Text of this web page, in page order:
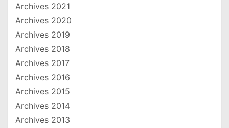
Archives 2021
Archives 2020
Archives 2019
Archives 2018
Archives 2017
Archives 2016
Archives 2015
Archives 2014
Archives 2013